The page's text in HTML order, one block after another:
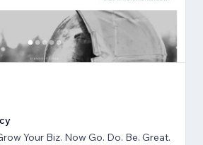
Your Biz. Now Go. Do. Be. Great.